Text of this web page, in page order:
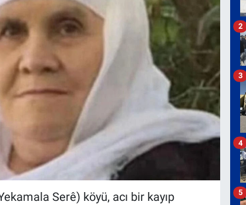
Serê) köyü, acı bir kayıp
2
3
4
5